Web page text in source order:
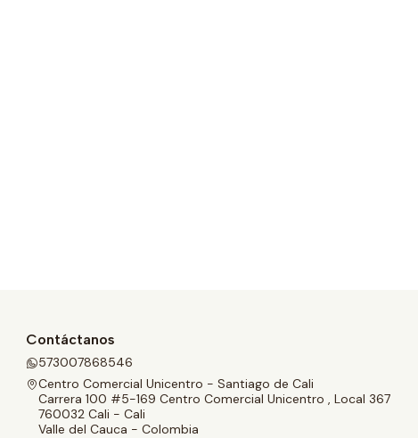
Contáctanos
573007868546
Centro Comercial Unicentro - Santiago de Cali
Carrera 100 #5-169 Centro Comercial Unicentro , Local 367
760032 Cali - Cali
Valle del Cauca - Colombia